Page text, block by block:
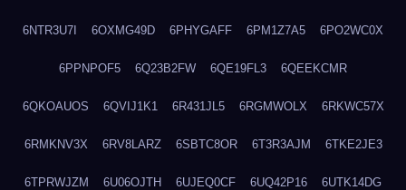
6NTR3U7I 6OXMG49D 6PHYGAFF 6PM1Z7A5 6PO2WC0X
6PPNPOF5 6Q23B2FW 6QE19FL3 6QEEKCMR
6QKOAUOS 6QVIJ1K1 6R431JL5 6RGMWOLX 6RKWC57X
6RMKNV3X 6RV8LARZ 6SBTC8OR 6T3R3AJM 6TKE2JE3
6TPRWJZM 6U06OJTH 6UJEQ0CF 6UQ42P16 6UTK14DG